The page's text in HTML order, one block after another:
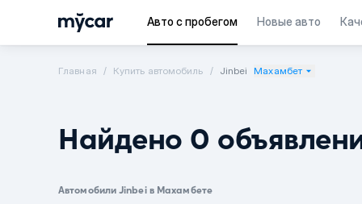
Авто с пробегом Новые авто
Главная Купить автомобиль Jinbei Махамбет
Найдено 0
Автомобили Jinbei в Махамбете